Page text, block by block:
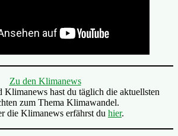
Zu den Klimanews
hast du täglich die aktuellsten
zum Thema Klimawandel.
die Klimanews erfährst du hier.